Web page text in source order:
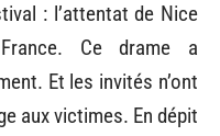
: l’attentat de Nice
Ce drame a
Et les invités n’ont
aux victimes. En dépit